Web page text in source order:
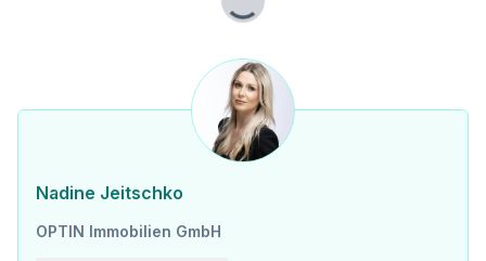
Lade...
Nadine Jeitschko
OPTIN Immobilien GmbH